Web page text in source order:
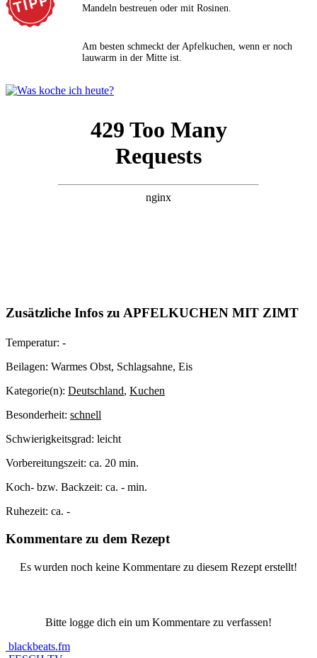
Mandeln bestreuen oder mit Rosinen.
Am besten schmeckt der Apfelkuchen, wenn er noch
lauwarm in der Mitte ist.
Zusätzliche Infos zu APFELKUCHEN MIT ZIMT
Temperatur: -
Beilagen: Warmes Obst, Schlagsahne, Eis
Kategorie(n): Deutschland, Kuchen
Besonderheit: schnell
Schwierigkeitsgrad: leicht
Vorbereitungszeit: ca. 20 min.
Koch- bzw. Backzeit: ca. - min.
Ruhezeit: ca. -
Kommentare zu dem Rezept
Es wurden noch keine Kommentare zu diesem Rezept erstellt!
Bitte logge dich ein um Kommentare zu verfassen!
blackbeats.fm